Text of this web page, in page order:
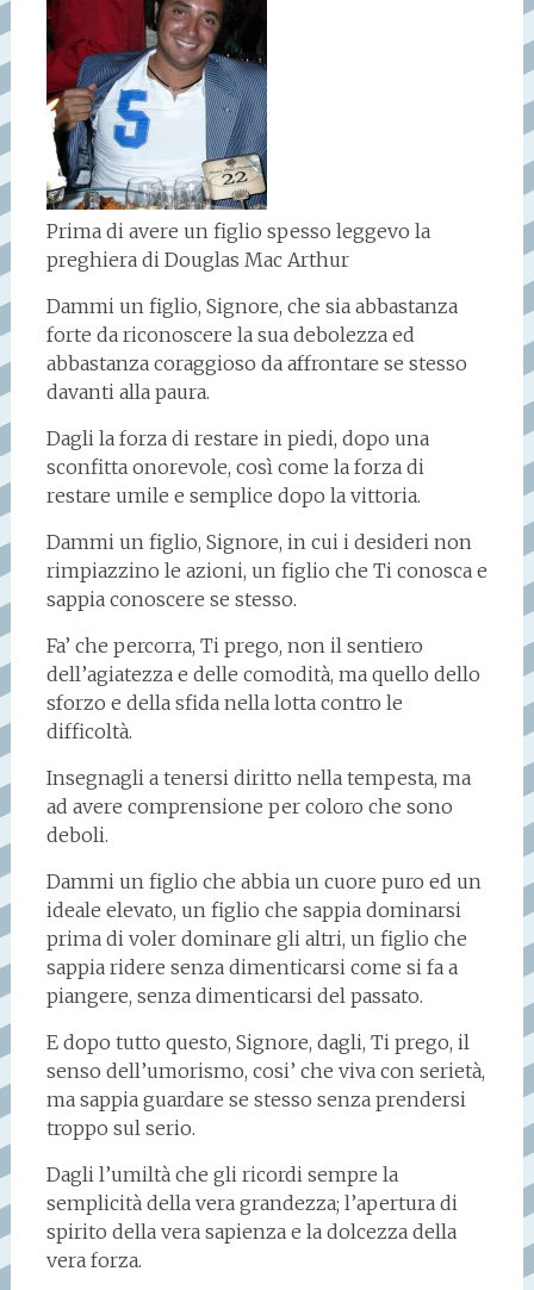
Prima di avere un figlio spesso leggevo la
preghiera di Douglas Mac Arthur
Dammi un figlio, Signore, che sia abbastanza
forte da riconoscere la sua debolezza ed
abbastanza coraggioso da affrontare se stesso
davanti alla paura.
Dagli la forza di restare in piedi, dopo una
sconfitta onorevole, così come la forza di
restare umile e semplice dopo la vittoria.
Dammi un figlio, Signore, in cui i desideri non
rimpiazzino le azioni, un figlio che Ti conosca e
sappia conoscere se stesso.
Fa’ che percorra, Ti prego, non il sentiero
dell’agiatezza e delle comodità, ma quello dello
sforzo e della sfida nella lotta contro le
difficoltà.
Insegnagli a tenersi diritto nella tempesta, ma
ad avere comprensione per coloro che sono
deboli.
Dammi un figlio che abbia un cuore puro ed un
ideale elevato, un figlio che sappia dominarsi
prima di voler dominare gli altri, un figlio che
sappia ridere senza dimenticarsi come si fa a
piangere, senza dimenticarsi del passato.
E dopo tutto questo, Signore, dagli, Ti prego, il
senso dell’umorismo, cosi’ che viva con serietà,
ma sappia guardare se stesso senza prendersi
troppo sul serio.
Dagli l’umiltà che gli ricordi sempre la
semplicità della vera grandezza; l’apertura di
spirito della vera sapienza e la dolcezza della
vera forza.